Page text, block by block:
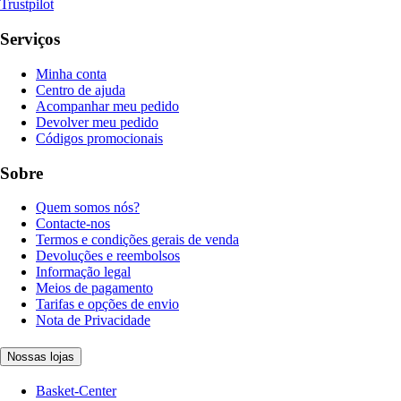
Trustpilot
Serviços
Minha conta
Centro de ajuda
Acompanhar meu pedido
Devolver meu pedido
Códigos promocionais
Sobre
Quem somos nós?
Contacte-nos
Termos e condições gerais de venda
Devoluções e reembolsos
Informação legal
Meios de pagamento
Tarifas e opções de envio
Nota de Privacidade
Nossas lojas
Basket-Center